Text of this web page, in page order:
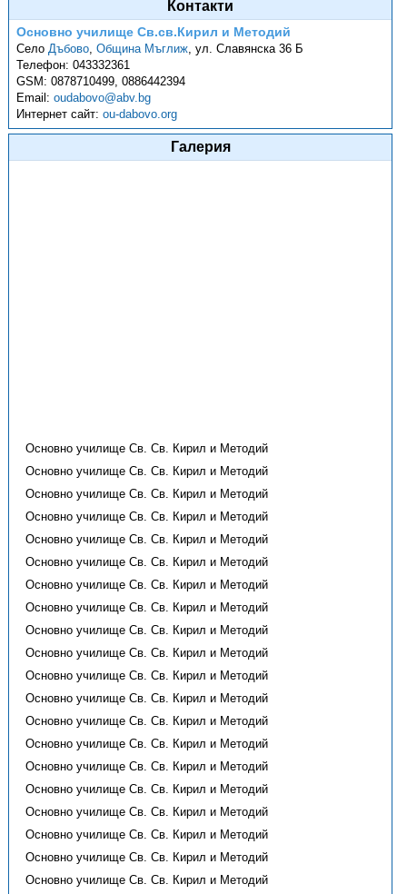
Контакти
Основно училище Св.св.Кирил и Методий
СелоДъбово,Община Мъглиж,ул. Славянска 36 Б
Телефон:043332361
GSM:0878710499, 0886442394
Email:oudabovo@abv.bg
Интернет сайт:ou-dabovo.org
Галерия
Основно училище Св. Св. Кирил и Методий
Основно училище Св. Св. Кирил и Методий
Основно училище Св. Св. Кирил и Методий
Основно училище Св. Св. Кирил и Методий
Основно училище Св. Св. Кирил и Методий
Основно училище Св. Св. Кирил и Методий
Основно училище Св. Св. Кирил и Методий
Основно училище Св. Св. Кирил и Методий
Основно училище Св. Св. Кирил и Методий
Основно училище Св. Св. Кирил и Методий
Основно училище Св. Св. Кирил и Методий
Основно училище Св. Св. Кирил и Методий
Основно училище Св. Св. Кирил и Методий
Основно училище Св. Св. Кирил и Методий
Основно училище Св. Св. Кирил и Методий
Основно училище Св. Св. Кирил и Методий
Основно училище Св. Св. Кирил и Методий
Основно училище Св. Св. Кирил и Методий
Основно училище Св. Св. Кирил и Методий
Основно училище Св. Св. Кирил и Методий